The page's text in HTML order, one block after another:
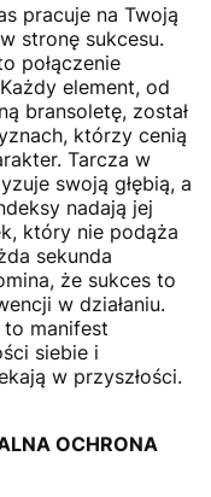
pracuje na Twoją
stronę sukcesu.
połączenie
element, od
bransoletę, został
którzy cenią
Tarcza w
swoją głębią, a
nadają jej
który nie podąża
sekunda
że sukces to
w działaniu.
manifest
siebie i
w przyszłości.
OCHRONA